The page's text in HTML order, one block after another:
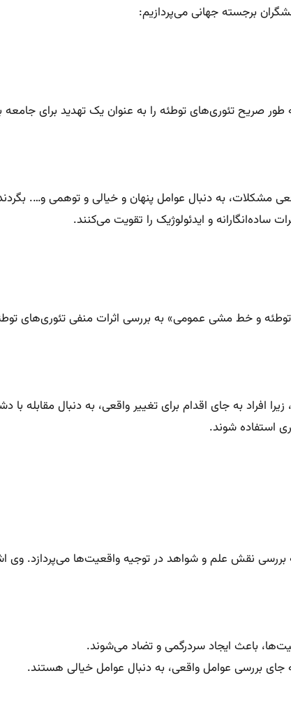
برجسته جهانی می‌پردازیم:
صریح تئوری‌های توطئه را به عنوان یک تهدید برای
به دنبال عوامل پنهان و خیالی و توهمی و….
ساده‌انگارانه و ایدئولوژیک را تقویت می‌کنند.
و خط مشی عمومی» به بررسی اثرات منفی تئوری‌های
به جای اقدام برای تغییر واقعی، به دنبال مقابله
استفاده شوند.
نقش علم و شواهد در توجیه واقعیت‌ها می‌پردازد. وی
باعث ایجاد سردرگمی و تضاد می‌شوند.
جای بررسی عوامل واقعی، به دنبال عوامل خیالی هستند.